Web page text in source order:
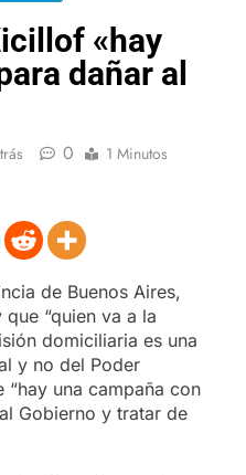
«hay
dañar al
0 1 Minutos
de Buenos Aires,
“quien va a la
domiciliaria es una
y no del Poder
“hay una campaña con
Gobierno y tratar de